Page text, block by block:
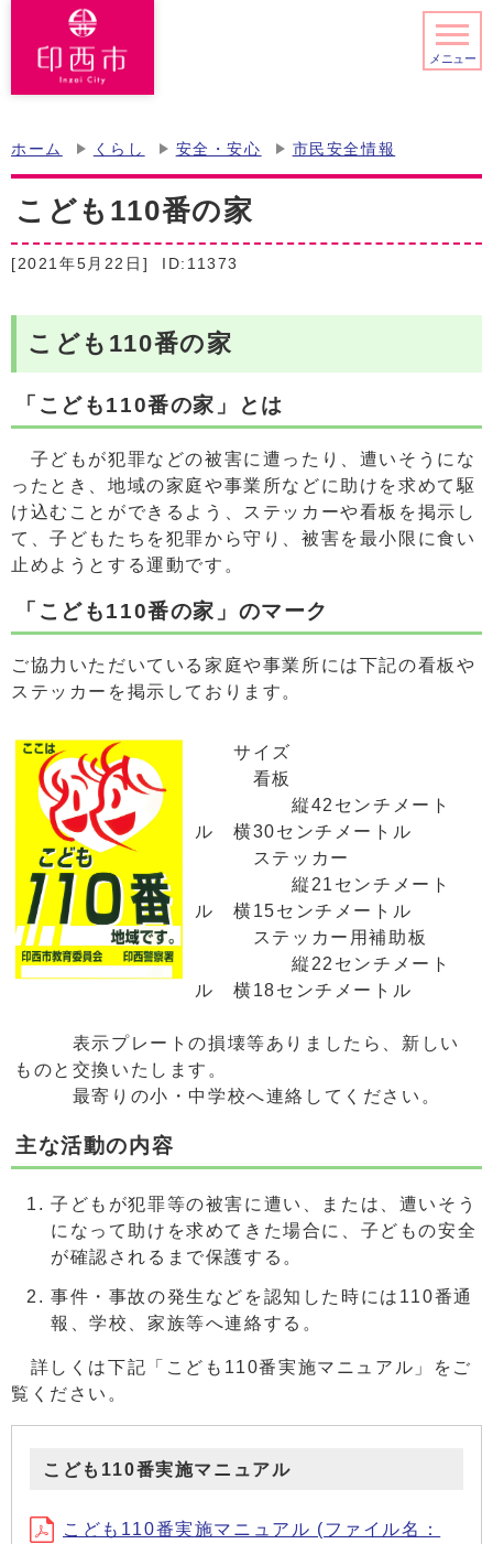
メニュー
ホーム くらし 安全・安心 市民安全情報
こども110番の家
[2021年5月22日] ID:11373
こども110番の家
「こども110番の家」とは
子どもが犯罪などの被害に遭ったり、遭いそうにな
ったとき、地域の家庭や事業所などに助けを求めて駆
け込むことができるよう、ステッカーや看板を掲示し
て、子どもたちを犯罪から守り、被害を最小限に食い
止めようとする運動です。
「こども110番の家」のマーク
ご協力いただいている家庭や事業所には下記の看板や
ステッカーを掲示しております。
サイズ
看板
縦42センチメート
ル 横30センチメートル
ステッカー
縦21センチメート
ル 横15センチメートル
ステッカー用補助板
縦22センチメート
ル 横18センチメートル
表示プレートの損壊等ありましたら、新しい
ものと交換いたします。
最寄りの小・中学校へ連絡してください。
主な活動の内容
子どもが犯罪等の被害に遭い、または、遭いそう
になって助けを求めてきた場合に、子どもの安全
が確認されるまで保護する。
事件・事故の発生などを認知した時には110番通
報、学校、家族等へ連絡する。
詳しくは下記「こども110番実施マニュアル」をご
覧ください。
こども110番実施マニュアル
こども110番実施マニュアル (ファイル名：